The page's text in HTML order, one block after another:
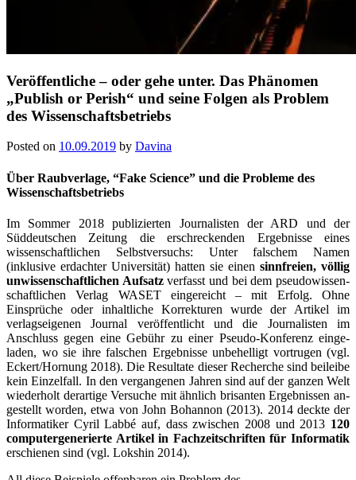
Veröffentliche – oder gehe unter. Das Phänomen
„Publish or Perish“ und seine Folgen als Problem
des Wissenschaftsbetriebs
Posted on 10.09.2019 by Davina
Über Raubverlage, “Fake Science” und die Probleme des
Wissenschaftsbetriebs
Im Sommer 2018 publizierten Journalisten der ARD und der
Süddeutschen Zei­tung die erschreckenden Ergebnisse eines
wissenschaftlichen Selbstversuchs: Unter falschem Namen
(inklusive erdachter Universität) hatten sie einen sinn­freien, völlig
unwissenschaftlichen Aufsatzverfasst und bei dem pseudowissen­
schaftlichen Verlag WASET eingereicht – mit Erfolg. Ohne
Einsprüche oder inhalt­liche Korrek­turen wurde der Artikel im
verlagseigenen Journal veröffent­licht und die Journalisten im
Anschluss gegen eine Ge­bühr zu ei­ner Pseudo-Konferenz einge­
laden, wo sie ihre falschen Ergebnisse unbe­helligt vortru­gen (vgl.
Eckert/Hornung 2018). Die Resultate dieser Re­cherche sind bei­leibe
kein Einzelfall. In den ver­gangenen Jahren sind auf der gan­zen Welt
wiederholt der­artige Versuche mit ähn­lich brisanten Ergebnissen an­
gestellt wor­den, etwa von John Bohannon (2013). 2014 deckte der
In­formatiker Cyril Labbé auf, dass zwi­schen 2008 und 2013 120
computer­generierte Artikel in Fachzeit­schriften für In­formatik
erschie­nen sind (vgl. Lokshin 2014).